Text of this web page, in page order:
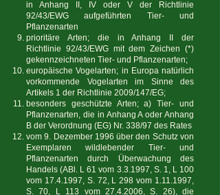
in Anhang II, IV oder V der Richtlinie
92/43/EWG aufgeführten Tier- und
Pflanzenarten
prioritäre Arten; die in Anhang II der
Richtlinie 92/43/EWG mit dem Zeichen (*)
gekennzeichneten Tier- und Pflanzenarten;
europäische Vogelarten; in Europa natürlich
vorkommende Vogelarten im Sinne des
Artikels 1 der Richtlinie 2009/147/EG;
besonders geschützte Arten; a) Tier- und
Pflanzenarten, die in Anhang A oder Anhang
B der Verordnung (EG) Nr. 338/97 des Rates
vom 9. Dezember 1996 über den Schutz von
Exemplaren wildlebender Tier- und
Pflanzenarten durch Überwachung des
Handels (ABl. L 61 vom 3.3.1997, S. 1, L 100
vom 17.4.1997, S. 72, L 298 vom 1.11.1997,
S. 70, L 113 vom 27.4.2006, S. 26), die